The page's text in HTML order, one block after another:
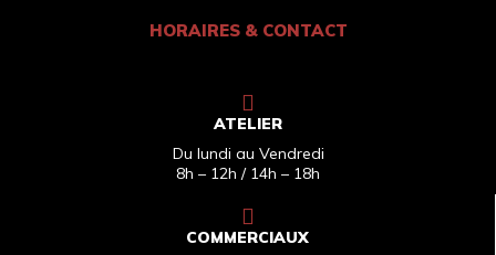
HORAIRES & CONTACT
ATELIER
Du lundi au Vendredi
8h – 12h / 14h – 18h
COMMERCIAUX